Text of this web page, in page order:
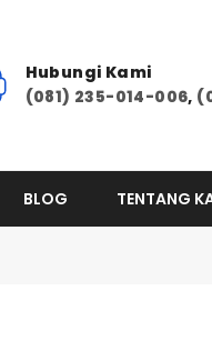
Hubungi Kami
(081) 235-014-006,
BLOG TENTANG